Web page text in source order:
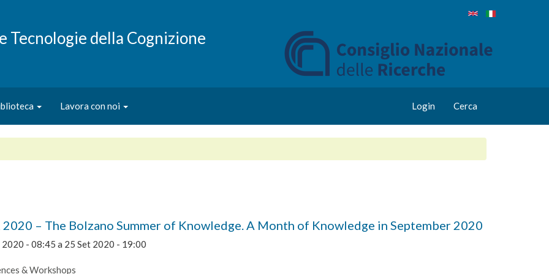
Tecnologie della Cognizione
Lavora con noi Login Cerca
2020 – The Bolzano Summer of Knowledge. A Month of Knowledge in September 2020
2020 - 08:45 a 25 Set 2020 - 19:00
& Workshops